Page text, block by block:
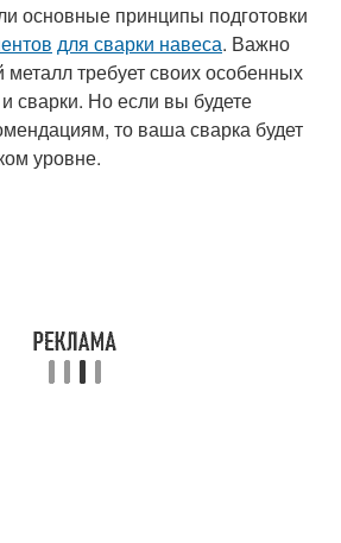
основные принципы подготовки
для сварки навеса. Важно
требует своих особенных
сварки. Но если вы будете
то ваша сварка будет
уровне.